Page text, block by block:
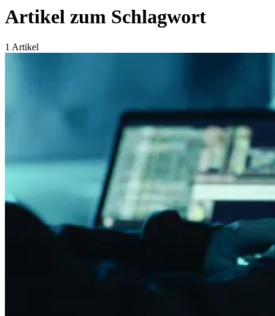
Artikel zum Schlagwort
1 Artikel